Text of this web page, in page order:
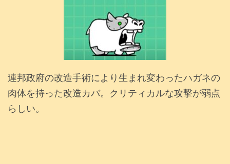
連邦政府の改造手術により生まれ変わったハガネの
肉体を持った改造カバ。クリティカルな攻撃が弱点
らしい。